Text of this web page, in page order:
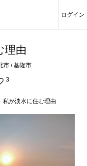
ログイン
理由
市 / 基隆市
3
私が淡水に住む理由